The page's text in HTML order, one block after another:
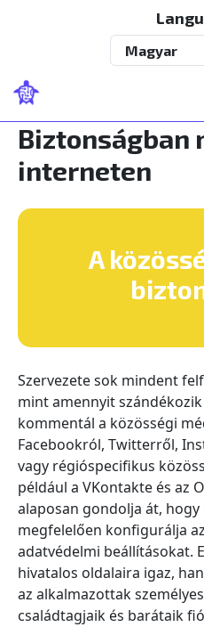
Biztonságban
interneten
A
Szervezete sok mindent
mint amennyit szándékozik
kommentál a közösségi
Facebookról, Twitterről,
vagy régióspecifikus
például a VKontakte és az
alaposan gondolja át, hogy
megfelelően konfigurálja
adatvédelmi beállításokat.
hivatalos oldalaira igaz,
az alkalmazottak
családtagjaik és barátaik